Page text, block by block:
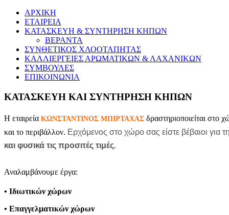
ΑΡΧΙΚΗ
ΕΤΑΙΡΕΙΑ
ΚΑΤΑΣΚΕΥΗ & ΣΥΝΤΗΡΗΣΗ ΚΗΠΩΝ
ΒΕΡΑΝΤΑ
ΣΥΝΘΕΤΙΚΟΣ ΧΛΟΟΤΑΠΗΤΑΣ
ΚΑΛΛΙΕΡΓΕΙΕΣ ΑΡΩΜΑΤΙΚΩΝ & ΛΑΧΑΝΙΚΩΝ
ΣΥΜΒΟΥΛΕΣ
ΕΠΙΚΟΙΝΩΝΙΑ
ΚΑΤΑΣΚΕΥΗ ΚΑΙ ΣΥΝΤΗΡΗΣΗ ΚΗΠΩΝ
Η εταιρεία ΚΩΝΣΤΑΝΤΙΝΟΣ ΜΠΙΡΤΑΧΑΣ δραστηριοποιείται
και το περιβάλλον. Ερχόμενος στο χώρο σας είστε βέβαιοι για
και φυσικά τις προσιτές τιμές.
Αναλαμβάνουμε έργα:
• Ιδιωτικών χώρων
• Επαγγελματικών χώρων